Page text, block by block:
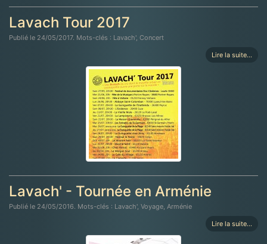
Lavach Tour 2017
Publié le 24/05/2017. Mots-clés : Lavach', Concert
Lire la suite...
Lavach' - Tournée en Arménie
Publié le 24/05/2016. Mots-clés : Lavach', Voyage, Arménie
Lire la suite...